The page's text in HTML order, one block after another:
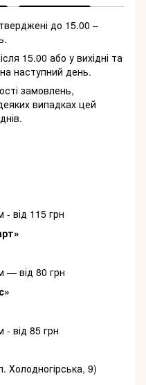
до 15.00 –
15.00 або у вихідні та
наступний день.
замовлень,
випадках цей
- від 115 грн
— від 80 грн
- від 85 грн
Холодногірська, 9)